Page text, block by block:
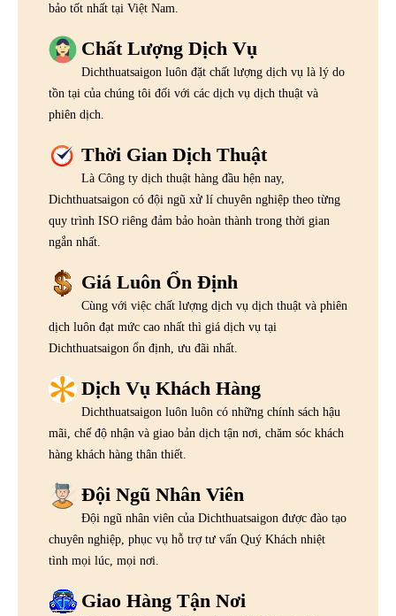
bảo tốt nhất tại Việt Nam.
Chất Lượng Dịch Vụ
Dichthuatsaigon luôn đặt chất lượng dịch vụ là lý do
tồn tại của chúng tôi đối với các dịch vụ dịch thuật và
phiên dịch.
Thời Gian Dịch Thuật
Là Công ty dịch thuật hàng đầu hện nay,
Dichthuatsaigon có đội ngũ xử lí chuyên nghiệp theo từng
quy trình ISO riêng đảm bảo hoàn thành trong thời gian
ngắn nhất.
Giá Luôn Ổn Định
Cùng với việc chất lượng dịch vụ dịch thuật và phiên
dịch luôn đạt mức cao nhất thì giá dịch vụ tại
Dichthuatsaigon ổn định, ưu đãi nhất.
Dịch Vụ Khách Hàng
Dichthuatsaigon luôn luôn có những chính sách hậu
mãi, chế độ nhận và giao bản dịch tận nơi, chăm sóc khách
hàng khách hàng thân thiết.
Đội Ngũ Nhân Viên
Đội ngũ nhân viên của Dichthuatsaigon được đào tạo
chuyên nghiệp, phục vụ hỗ trợ tư vấn Quý Khách nhiệt
tình mọi lúc, mọi nơi.
Giao Hàng Tận Nơi